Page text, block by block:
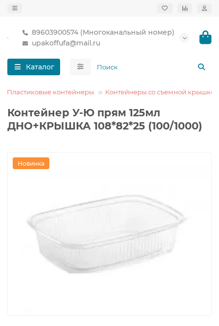
89603900574 (Многоканальный номер)
upakoffufa@mail.ru
Каталог
Пластиковые контейнеры Контейнеры со съемной крышкой
Контейнер У-Ю прям 125мл
ДНО+КРЫШКА 108*82*25 (100/1000)
Новинка